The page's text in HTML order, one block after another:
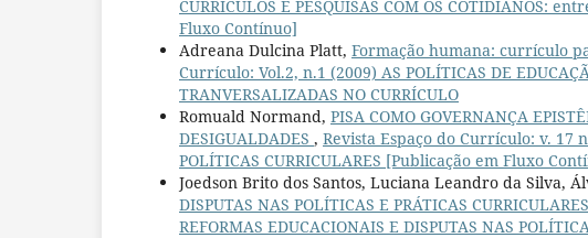
CURRÍCULOS E PESQUISAS COM OS COTIDIANOS:
Fluxo Contínuo]
Adreana Dulcina Platt, Formação humana: currículo
Currículo: Vol.2, n.1 (2009) AS POLÍTICAS DE
TRANVERSALIZADAS NO CURRÍCULO
Romuald Normand, PISA COMO GOVERNANÇA
DESIGUALDADES , Revista Espaço do Currículo: v. 17
POLÍTICAS CURRICULARES [Publicação em Fluxo
Joedson Brito dos Santos, Luciana Leandro da Silva,
DISPUTAS NAS POLÍTICAS E PRÁTICAS CURRICULARES
REFORMAS EDUCACIONAIS E DISPUTAS NAS